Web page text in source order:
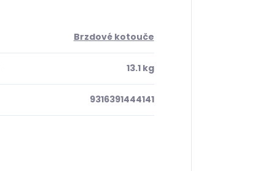
Brzdové kotouče
13.1 kg
9316391444141